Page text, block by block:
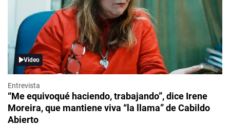
Video
Entrevista
“Me equivoqué haciendo, trabajando”, dice Irene
Moreira, que mantiene viva “la llama” de Cabildo
Abierto